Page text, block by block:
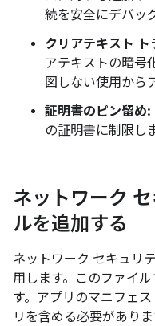
続を安全にデバッ
クリアテキスト
アテキストの暗号
図しない使用から
証明書のピン留め:
の証明書に制限し
ネットワーク
ルを追加する
ネットワーク セキュリ
用します。このファイ
す。アプリのマニフェ
リを含める必要があり